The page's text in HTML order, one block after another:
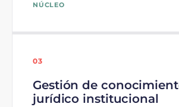
NÚCLEO
03
Gestión de
jurídico institucional